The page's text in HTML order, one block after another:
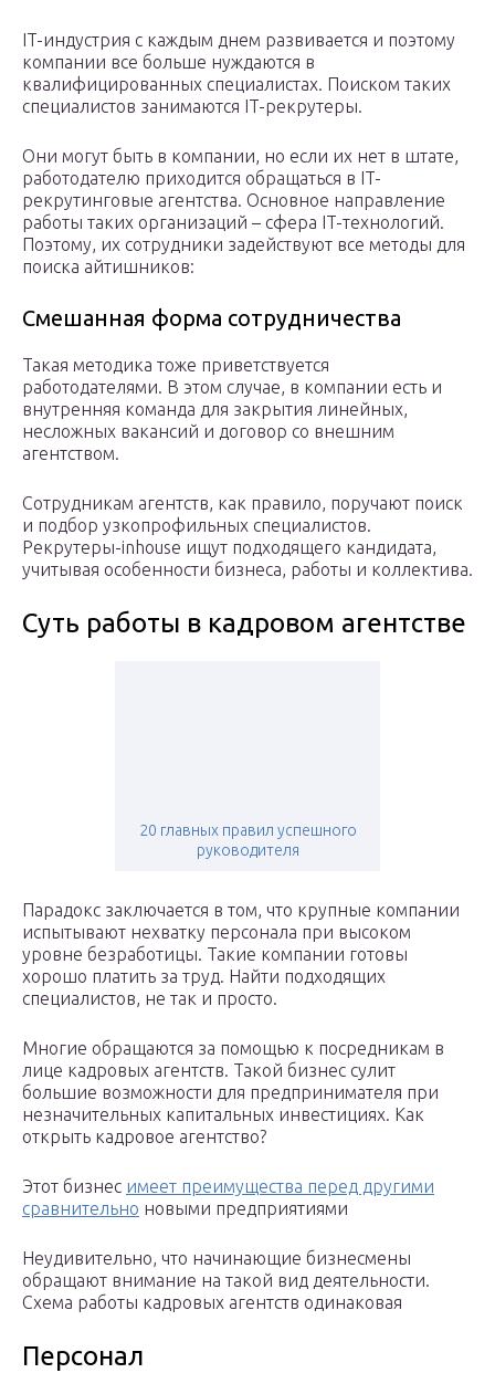
IT-индустрия с каждым днем развивается и поэтому
компании все больше нуждаются в
квалифицированных специалистах. Поиском таких
специалистов занимаются IT-рекрутеры.
Они могут быть в компании, но если их нет в штате,
работодателю приходится обращаться в IT-
рекрутинговые агентства. Основное направление
работы таких организаций – сфера IT-технологий.
Поэтому, их сотрудники задействуют все методы для
поиска айтишников:
Смешанная форма сотрудничества
Такая методика тоже приветствуется
работодателями. В этом случае, в компании есть и
внутренняя команда для закрытия линейных,
несложных вакансий и договор со внешним
агентством.
Сотрудникам агентств, как правило, поручают поиск
и подбор узкопрофильных специалистов.
Рекрутеры-inhouse ищут подходящего кандидата,
учитывая особенности бизнеса, работы и коллектива.
Суть работы в кадровом агентстве
20 главных правил успешного
руководителя
Парадокс заключается в том, что крупные компании
испытывают нехватку персонала при высоком
уровне безработицы. Такие компании готовы
хорошо платить за труд. Найти подходящих
специалистов, не так и просто.
Многие обращаются за помощью к посредникам в
лице кадровых агентств. Такой бизнес сулит
большие возможности для предпринимателя при
незначительных капитальных инвестициях. Как
открыть кадровое агентство?
Этот бизнес имеет преимущества перед другими
сравнительно новыми предприятиями
Неудивительно, что начинающие бизнесмены
обращают внимание на такой вид деятельности.
Схема работы кадровых агентств одинаковая
Персонал